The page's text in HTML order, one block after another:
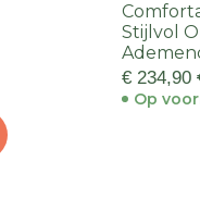
Stijlvol
€ 234,90
Op